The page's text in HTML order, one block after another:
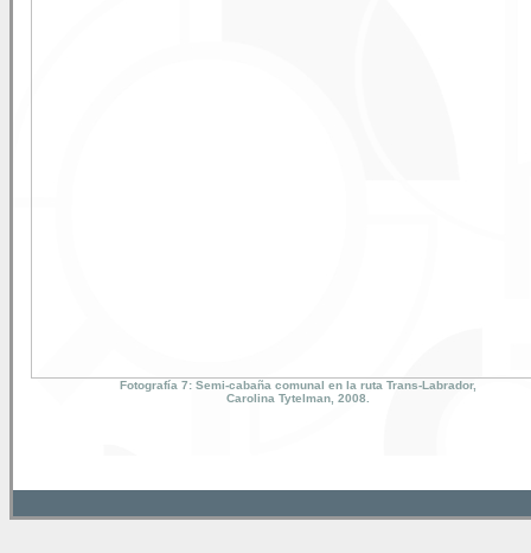
Fotografía 7: Semi-cabaña comunal en la ruta Trans-Labrador,
Carolina Tytelman, 2008.